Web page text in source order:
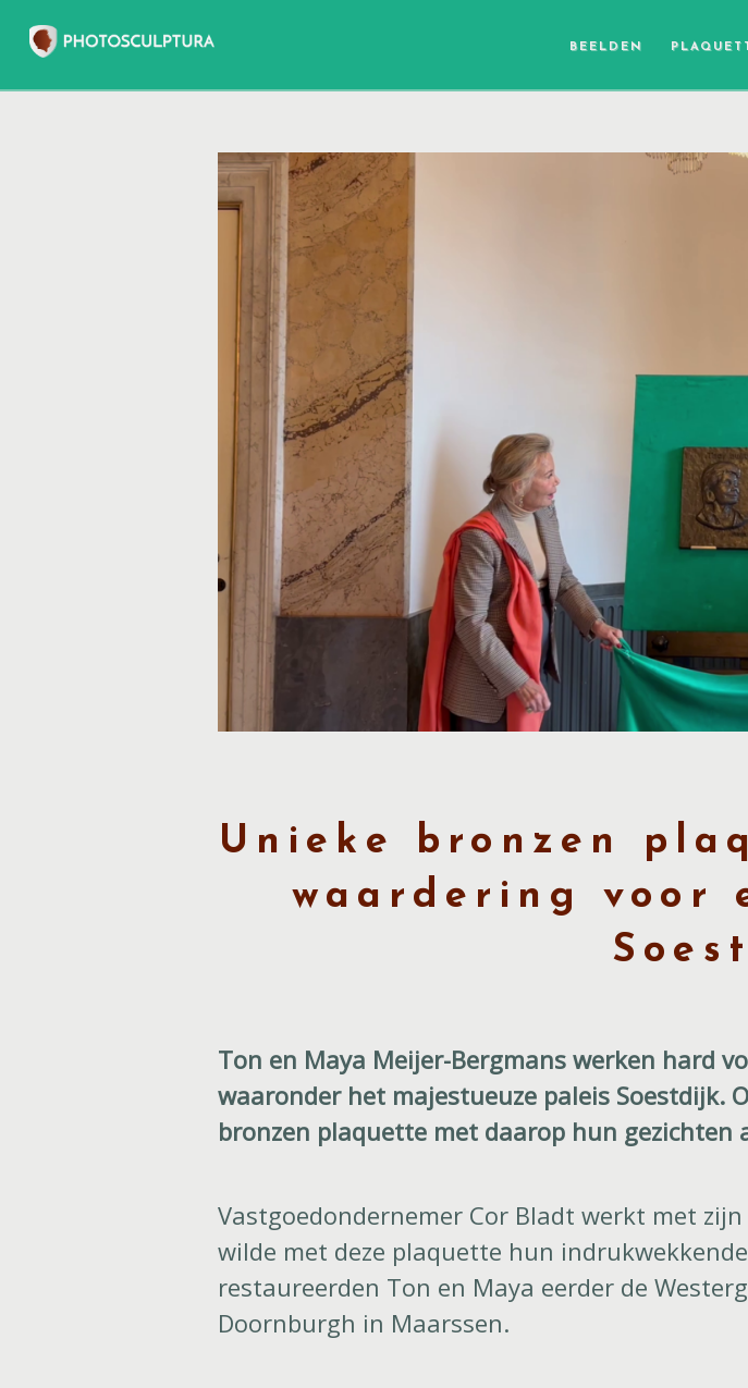
BEELDEN
Unieke bronzen
waardering voor
Ton en Maya Meijer-Bergmans werken hard
waaronder het majestueuze paleis Soestdijk.
bronzen plaquette met daarop hun gezichten
Vastgoedondernemer Cor Bladt werkt met
wilde met deze plaquette hun
restaureerden Ton en Maya eerder de
Doornburgh in Maarssen.